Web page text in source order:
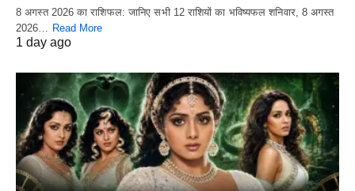
8 अगस्त 2026 का राशिफल: जानिए सभी 12 राशियों का भविष्यफल शनिवार, 8 अगस्त
2026… Read More
1 day ago